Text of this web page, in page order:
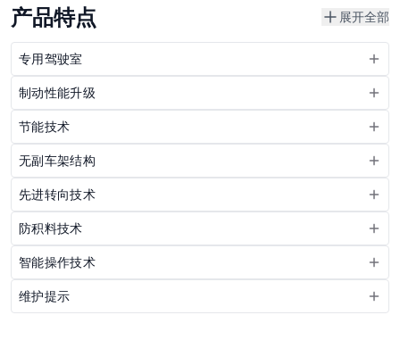
产品特点 展开全部
专用驾驶室
制动性能升级
节能技术
无副车架结构
先进转向技术
防积料技术
智能操作技术
维护提示